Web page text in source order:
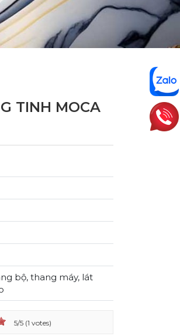
TINH MOCA
bộ, thang máy, lát
5/5 (1 votes)